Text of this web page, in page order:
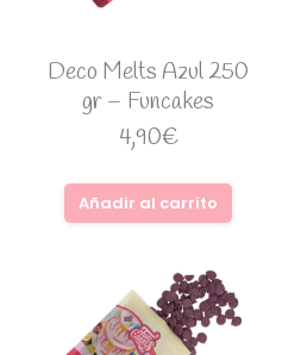
Deco Melts Azul 250
gr – Funcakes
4,90€
Añadir al carrito